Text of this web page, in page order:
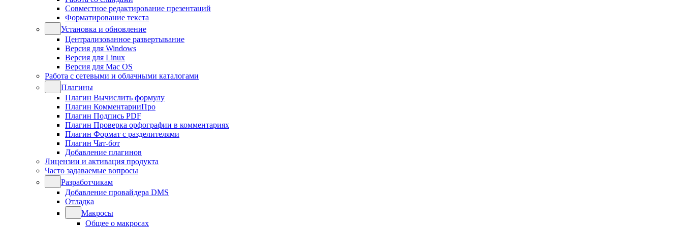
Совместное редактирование презентаций
Форматирование текста
Установка и обновление
Централизованное развертывание
Версия для Windows
Версия для Linux
Версия для Mac OS
Работа с сетевыми и облачными каталогами
Плагины
Плагин Вычислить формулу
Плагин КомментарииПро
Плагин Подпись PDF
Плагин Проверка орфографии в комментариях
Плагин Формат с разделителями
Плагин Чат-бот
Добавление плагинов
Лицензии и активация продукта
Часто задаваемые вопросы
Разработчикам
Добавление провайдера DMS
Отладка
Макросы
Общее о макросах